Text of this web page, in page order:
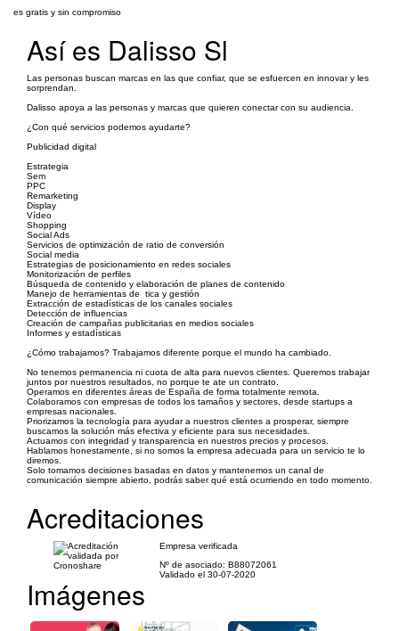
es gratis y sin compromiso
Así es Dalisso Sl
Las personas buscan marcas en las que confiar, que se esfuercen en innovar y les
sorprendan.
Dalisso apoya a las personas y marcas que quieren conectar con su audiencia.
¿Con qué servicios podemos ayudarte?
Publicidad digital
Estrategia
Sem
PPC
Remarketing
Display
Vídeo
Shopping
Social Ads
Servicios de optimización de ratio de conversión
Social media
Estrategias de posicionamiento en redes sociales
Monitorización de perfiles
Búsqueda de contenido y elaboración de planes de contenido
Manejo de herramientas de tica y gestión
Extracción de estadísticas de los canales sociales
Detección de influencias
Creación de campañas publicitarias en medios sociales
Informes y estadísticas
¿Cómo trabajamos? Trabajamos diferente porque el mundo ha cambiado.
No tenemos permanencia ni cuota de alta para nuevos clientes. Queremos trabajar
juntos por nuestros resultados, no porque te ate un contrato.
Operamos en diferentes áreas de España de forma totalmente remota.
Colaboramos con empresas de todos los tamaños y sectores, desde startups a
empresas nacionales.
Priorizamos la tecnología para ayudar a nuestros clientes a prosperar, siempre
buscamos la solución más efectiva y eficiente para sus necesidades.
Actuamos con integridad y transparencia en nuestros precios y procesos.
Hablamos honestamente, si no somos la empresa adecuada para un servicio te lo
diremos.
Solo tomamos decisiones basadas en datos y mantenemos un canal de
comunicación siempre abierto, podrás saber qué está ocurriendo en todo momento.
Acreditaciones
Empresa verificada
Nº de asociado: B88072061
Validado el 30-07-2020
Imágenes